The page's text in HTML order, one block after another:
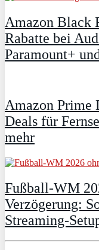
Amazon Black
Rabatte bei
Paramount+
Amazon Prime
Deals für
mehr
Fußball-WM
Verzögerung:
Streaming-